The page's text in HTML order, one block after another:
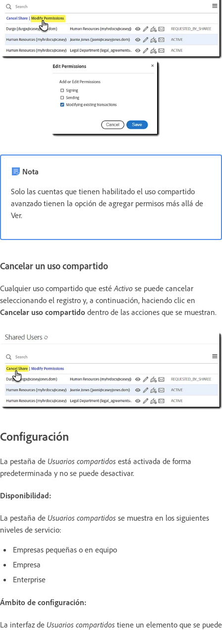
Nota
Solo las cuentas que tienen habilitado el uso compartido
avanzado tienen la opción de agregar permisos más allá de
Ver.
Cancelar un uso compartido
Cualquier uso compartido que estéActivo se puede cancelar
seleccionando el registro y, a continuación, haciendo clic en
Cancelar uso compartido dentro de las acciones que se muestran.
Configuración
La pestaña de Usuarios compartidos está activada de forma
predeterminada y no se puede desactivar.
Disponibilidad:
La pestaña de Usuarios compartidos se muestra en los siguientes
niveles de servicio:
Empresas pequeñas o en equipo
Empresa
Enterprise
Ámbito de configuración:
La interfaz de Usuarios compartidos tiene un elemento que se puede